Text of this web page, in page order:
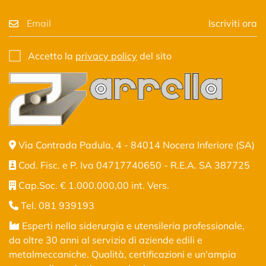
Via Contrada Padula, 4 - 84014 Nocera Inferiore (SA)
Cod. Fisc. e P. Iva 04717740650 - R.E.A. SA 387725
Cap.Soc. € 1.000.000,00 int. Vers.
Tel. 081 939193
Esperti nella siderurgia e utensileria professionale,
da oltre 30 anni al servizio di aziende edili e
metalmeccaniche. Qualità, certificazioni e un'ampia
Iscriviti ora
Accetto la privacy policy del sito